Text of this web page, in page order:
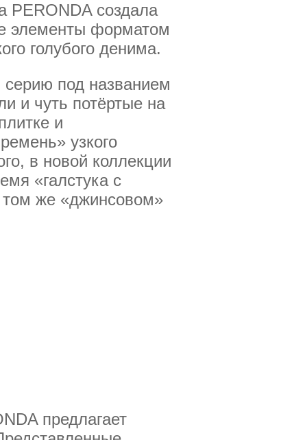
PERONDA создала
элементы форматом
голубого денима.
под названием
и чуть потёртые на
и
узкого
в новой коллекции
«галстука с
же «джинсовом»
предлагает